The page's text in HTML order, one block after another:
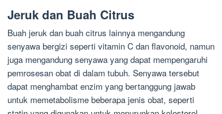
Jeruk dan Buah Citrus
Buah jeruk dan buah citrus lainnya mengandung
senyawa bergizi seperti vitamin C dan flavonoid, namun
juga mengandung senyawa yang dapat mempengaruhi
pemrosesan obat di dalam tubuh. Senyawa tersebut
dapat menghambat enzim yang bertanggung jawab
untuk memetabolisme beberapa jenis obat, seperti